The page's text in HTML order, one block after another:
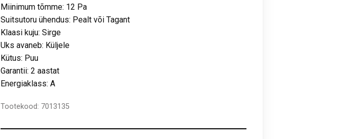
Miinimum tõmme: 12 Pa
Suitsutoru ühendus: Pealt või Tagant
Klaasi kuju: Sirge
Uks avaneb: Küljele
Kütus: Puu
Garantii: 2 aastat
Energiaklass: A
Tootekood: 7013135